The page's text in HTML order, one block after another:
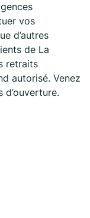
vos
d’autres
de La
retraits
autorisé. Venez
d’ouverture.